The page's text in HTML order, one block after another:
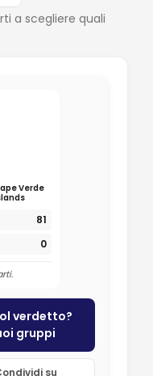
a scegliere quali
Verde
81
0
verdetto?
gruppi
su